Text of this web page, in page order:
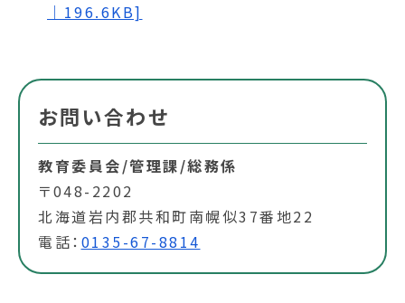
｜196.6KB]
お問い合わせ
教育委員会/管理課/総務係
〒048-2202
北海道岩内郡共和町南幌似37番地22
電話： 0135-67-8814